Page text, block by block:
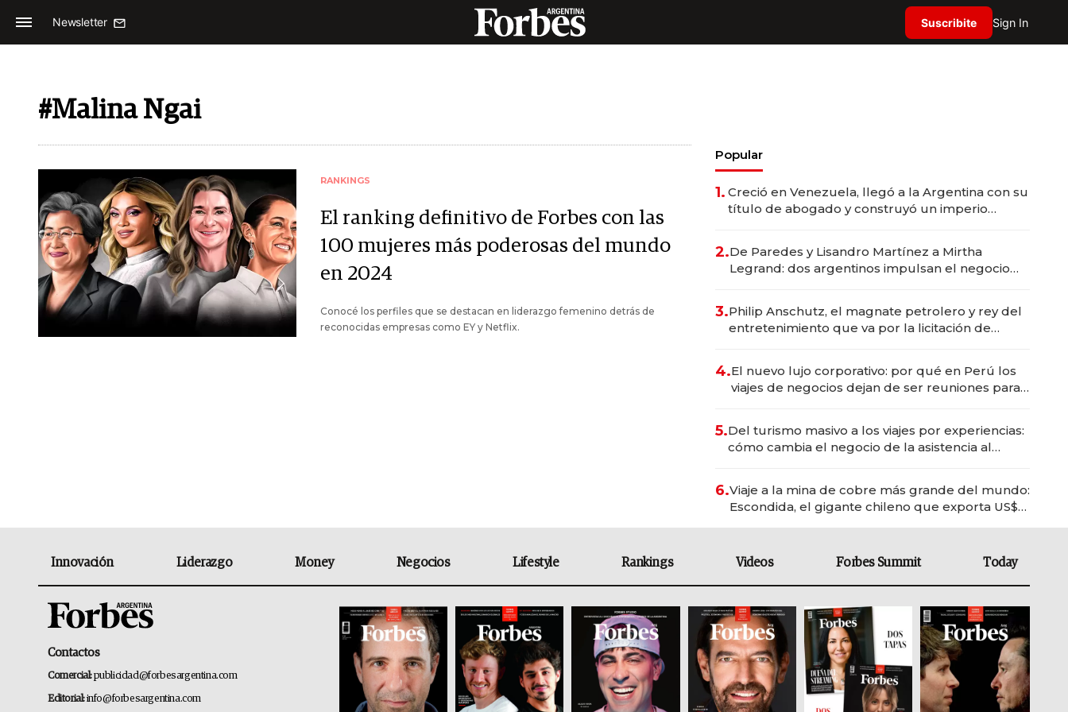
Newsletter Suscribite Sign In
#Malina Ngai
RANKINGS
El ranking definitivo de Forbes con las
100 mujeres más poderosas del mundo
en 2024
Conocé los perfiles que se destacan en liderazgo femenino detrás de
reconocidas empresas como EY y Netflix.
Popular
1. Creció en Venezuela, llegó a la Argentina con su
título de abogado y construyó un imperio
2.De Paredes y Lisandro Martínez a Mirtha
Legrand: dos argentinos impulsan el negocio
3.Philip Anschutz, el magnate petrolero y rey del
entretenimiento que va por la licitación de
4.El nuevo lujo corporativo: por qué en Perú los
viajes de negocios dejan de ser reuniones para
5.Del turismo masivo a los viajes por experiencias:
cómo cambia el negocio de la asistencia al
6.Viaje a la mina de cobre más grande del mundo:
Escondida, el gigante chileno que exporta US$
Innovación Liderazgo Money Negocios Lifestyle Rankings Videos Forbes Summit Today
Contactos
Comercial:publicidad@forbesargentina.com
Editorial:info@forbesargentina.com